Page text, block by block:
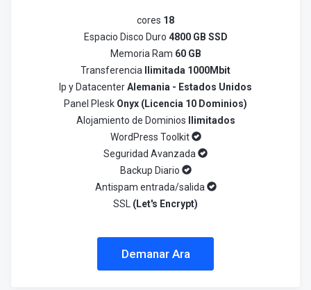
cores 18
Espacio Disco Duro 4800 GB SSD
Memoria Ram 60 GB
Transferencia
Ilimitada 1000Mbit
Ip y DatacenterAlemania - Estados Unidos
Panel Plesk Onyx (Licencia 10 Dominios)
Alojamiento de Dominios Ilimitados
WordPress Toolkit
Seguridad Avanzada
Backup Diario
Antispam entrada/salida
SSL (Let's Encrypt)
Demanar Ara